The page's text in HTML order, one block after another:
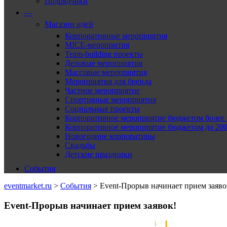
—
Магазин идей
Корпоративные мероприятия
MICE-меропрития
Team-building проекты
Деловые мероприятия
Массовые мероприятия
Мероприятия для бренда
Частное мероприятие
Спортивные мероприятия
Социальные проекты
Корпоративное мероприятие бюджетом более
Корпоративное мероприятие бюджетом до
Новогодние корпоративы
Свадьбы
Детские праздники
События
eventmarket.ru > События > Event-Прорыв начинает прием
Event-Прорыв начинает прием заявок!